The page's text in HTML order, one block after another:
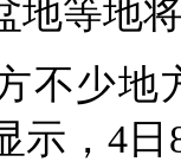
地等地
不少
示，4